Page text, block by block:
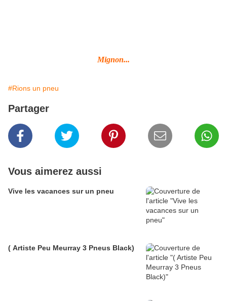
Mignon...
#Rions un pneu
Partager
Vous aimerez aussi
Vive les vacances sur un pneu
( Artiste Peu Meurray 3 Pneus Black)